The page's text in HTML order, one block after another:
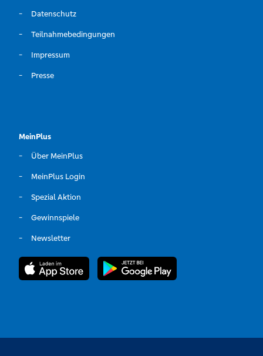
Datenschutz
Teilnahmebedingungen
Impressum
Presse
MeinPlus
Über MeinPlus
MeinPlus Login
Spezial Aktion
Gewinnspiele
Newsletter